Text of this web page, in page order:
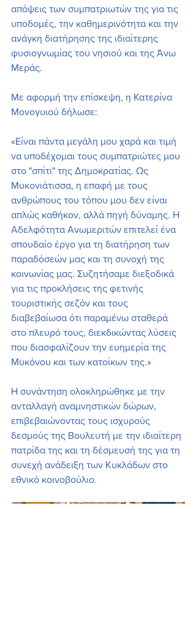
απόψεις των συμπατριωτών της για τις
υποδομές, την καθημερινότητα και την
ανάγκη διατήρησης της ιδιαίτερης
φυσιογνωμίας του νησιού και της Άνω
Μεράς.
Με αφορμή την επίσκεψη, η Κατερίνα
Μονογυιού δήλωσε:
«Είναι πάντα μεγάλη μου χαρά και τιμή
να υποδέχομαι τους συμπατριώτες μου
στο "σπίτι" της Δημοκρατίας. Ως
Μυκονιάτισσα, η επαφή με τους
ανθρώπους του τόπου μου δεν είναι
απλώς καθήκον, αλλά πηγή δύναμης. Η
Αδελφότητα Ανωμεριτών επιτελεί ένα
σπουδαίο έργο για τη διατήρηση των
παραδόσεών μας και τη συνοχή της
κοινωνίας μας. Συζητήσαμε διεξοδικά
για τις προκλήσεις της φετινής
τουριστικής σεζόν και τους
διαβεβαίωσα ότι παραμένω σταθερά
στο πλευρό τους, διεκδικώντας λύσεις
που διασφαλίζουν την ευημερία της
Μυκόνου και των κατοίκων της.»
Η συνάντηση ολοκληρώθηκε με την
ανταλλαγή αναμνηστικών δώρων,
επιβεβαιώνοντας τους ισχυρούς
δεσμούς της Βουλευτή με την ιδιαίτερη
πατρίδα της και τη δέσμευσή της για τη
συνεχή ανάδειξη των Κυκλάδων στο
εθνικό κοινοβούλιο.